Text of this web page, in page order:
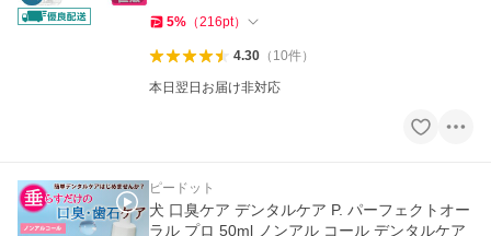
5% （216pt）
4.30（ 10件）
本日翌日お届け非対応
ピードット
犬 口臭ケア デンタルケア P. パーフェクトオー
ラル プロ 50ml ノンアル コール デンタルケア